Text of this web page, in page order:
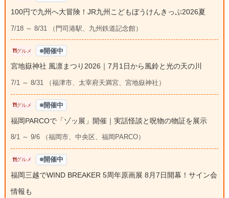
100円で九州へ大冒険！JR九州こどもぼうけんきっぷ2026夏
7/18 ～ 8/31 （門司港駅、九州鉄道記念館）
グルメ 開催中
宮地嶽神社 風凛まつり2026｜7月1日から風鈴と光の天の川
7/1 ～ 8/31 （福津市、太宰府天満宮、宮地嶽神社）
グルメ 開催中
福岡PARCOで「ゾッ展」開催｜実話怪談と呪物の物証を展示
8/1 ～ 9/6 （福岡市、中央区、福岡PARCO）
グルメ 開催中
福岡三越でWIND BREAKER 5周年原画展 8月7日開幕！サイン会
情報も